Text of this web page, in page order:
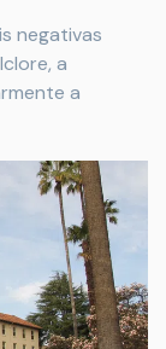
negativas
a
a